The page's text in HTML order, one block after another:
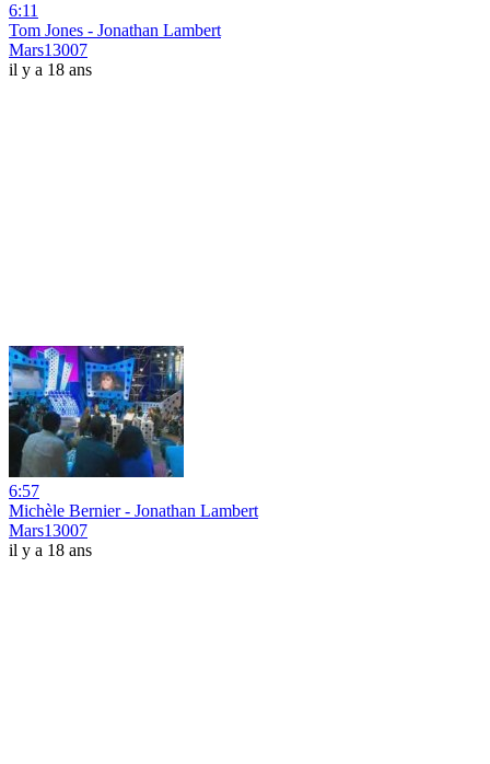
6:11
Tom Jones - Jonathan Lambert
Mars13007
il y a 18 ans
6:57
Michèle Bernier - Jonathan Lambert
Mars13007
il y a 18 ans